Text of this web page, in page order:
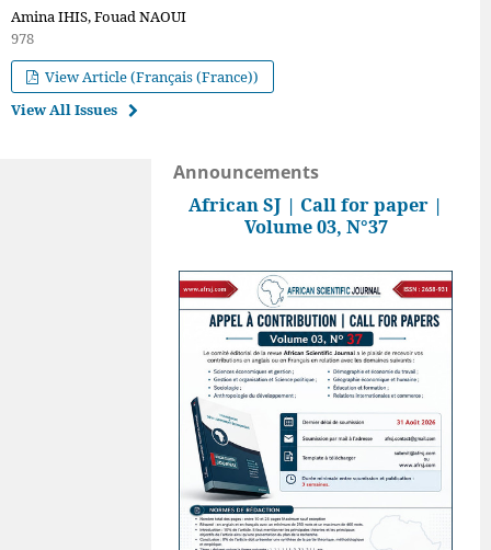
Amina IHIS, Fouad NAOUI
978
View Article (Français (France))
View All Issues
Announcements
African SJ | Call for paper |
Volume 03, N°37